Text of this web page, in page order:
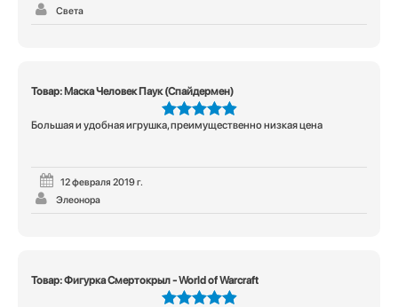
Света
Товар: Маска Человек Паук (Спайдермен)
5из 5
Большая и удобная игрушка, преимущественно низкая цена
12 февраля 2019 г.
Элеонора
Товар: Фигурка Смертокрыл - World of Warcraft